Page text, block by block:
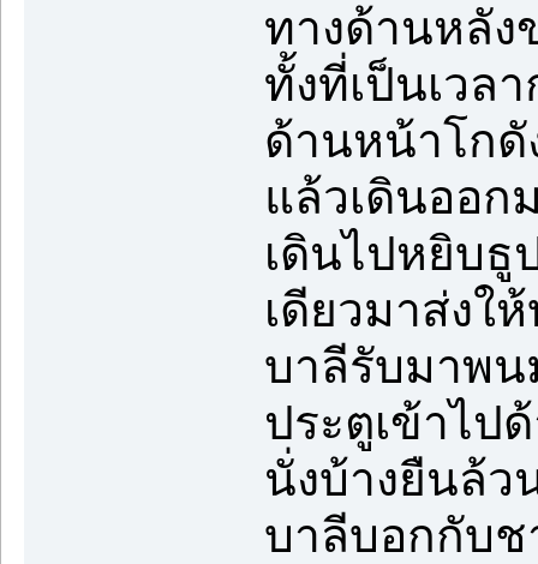
ทางด้านหลัง
ทั้งที่เป็นเวล
ด้านหน้าโกดั
แล้วเดินออก
เดินไปหยิบธู
เดียวมาส่งใ
บาลีรับมาพ
ประตูเข้าไป
นั่งบ้างยืนล้ว
บาลีบอกกับช